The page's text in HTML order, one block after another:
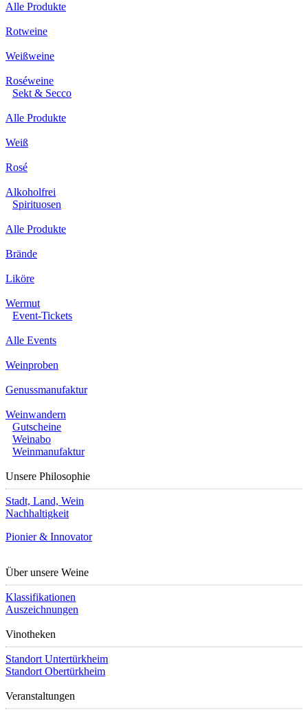
Alle Produkte
Rotweine
Weißweine
Roséweine
Sekt & Secco
Alle Produkte
Weiß
Rosé
Alkoholfrei
Spirituosen
Alle Produkte
Brände
Liköre
Wermut
Event-Tickets
Alle Events
Weinproben
Genussmanufaktur
Weinwandern
Gutscheine
Weinabo
Weinmanufaktur
Unsere Philosophie
Stadt, Land, Wein
Nachhaltigkeit
Pionier & Innovator
Über unsere Weine
Klassifikationen
Auszeichnungen
Vinotheken
Standort Untertürkheim
Standort Obertürkheim
Veranstaltungen